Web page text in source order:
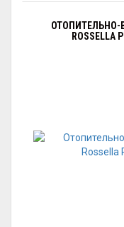
ОТОПИТЕЛЬНО-
ROSSELLA